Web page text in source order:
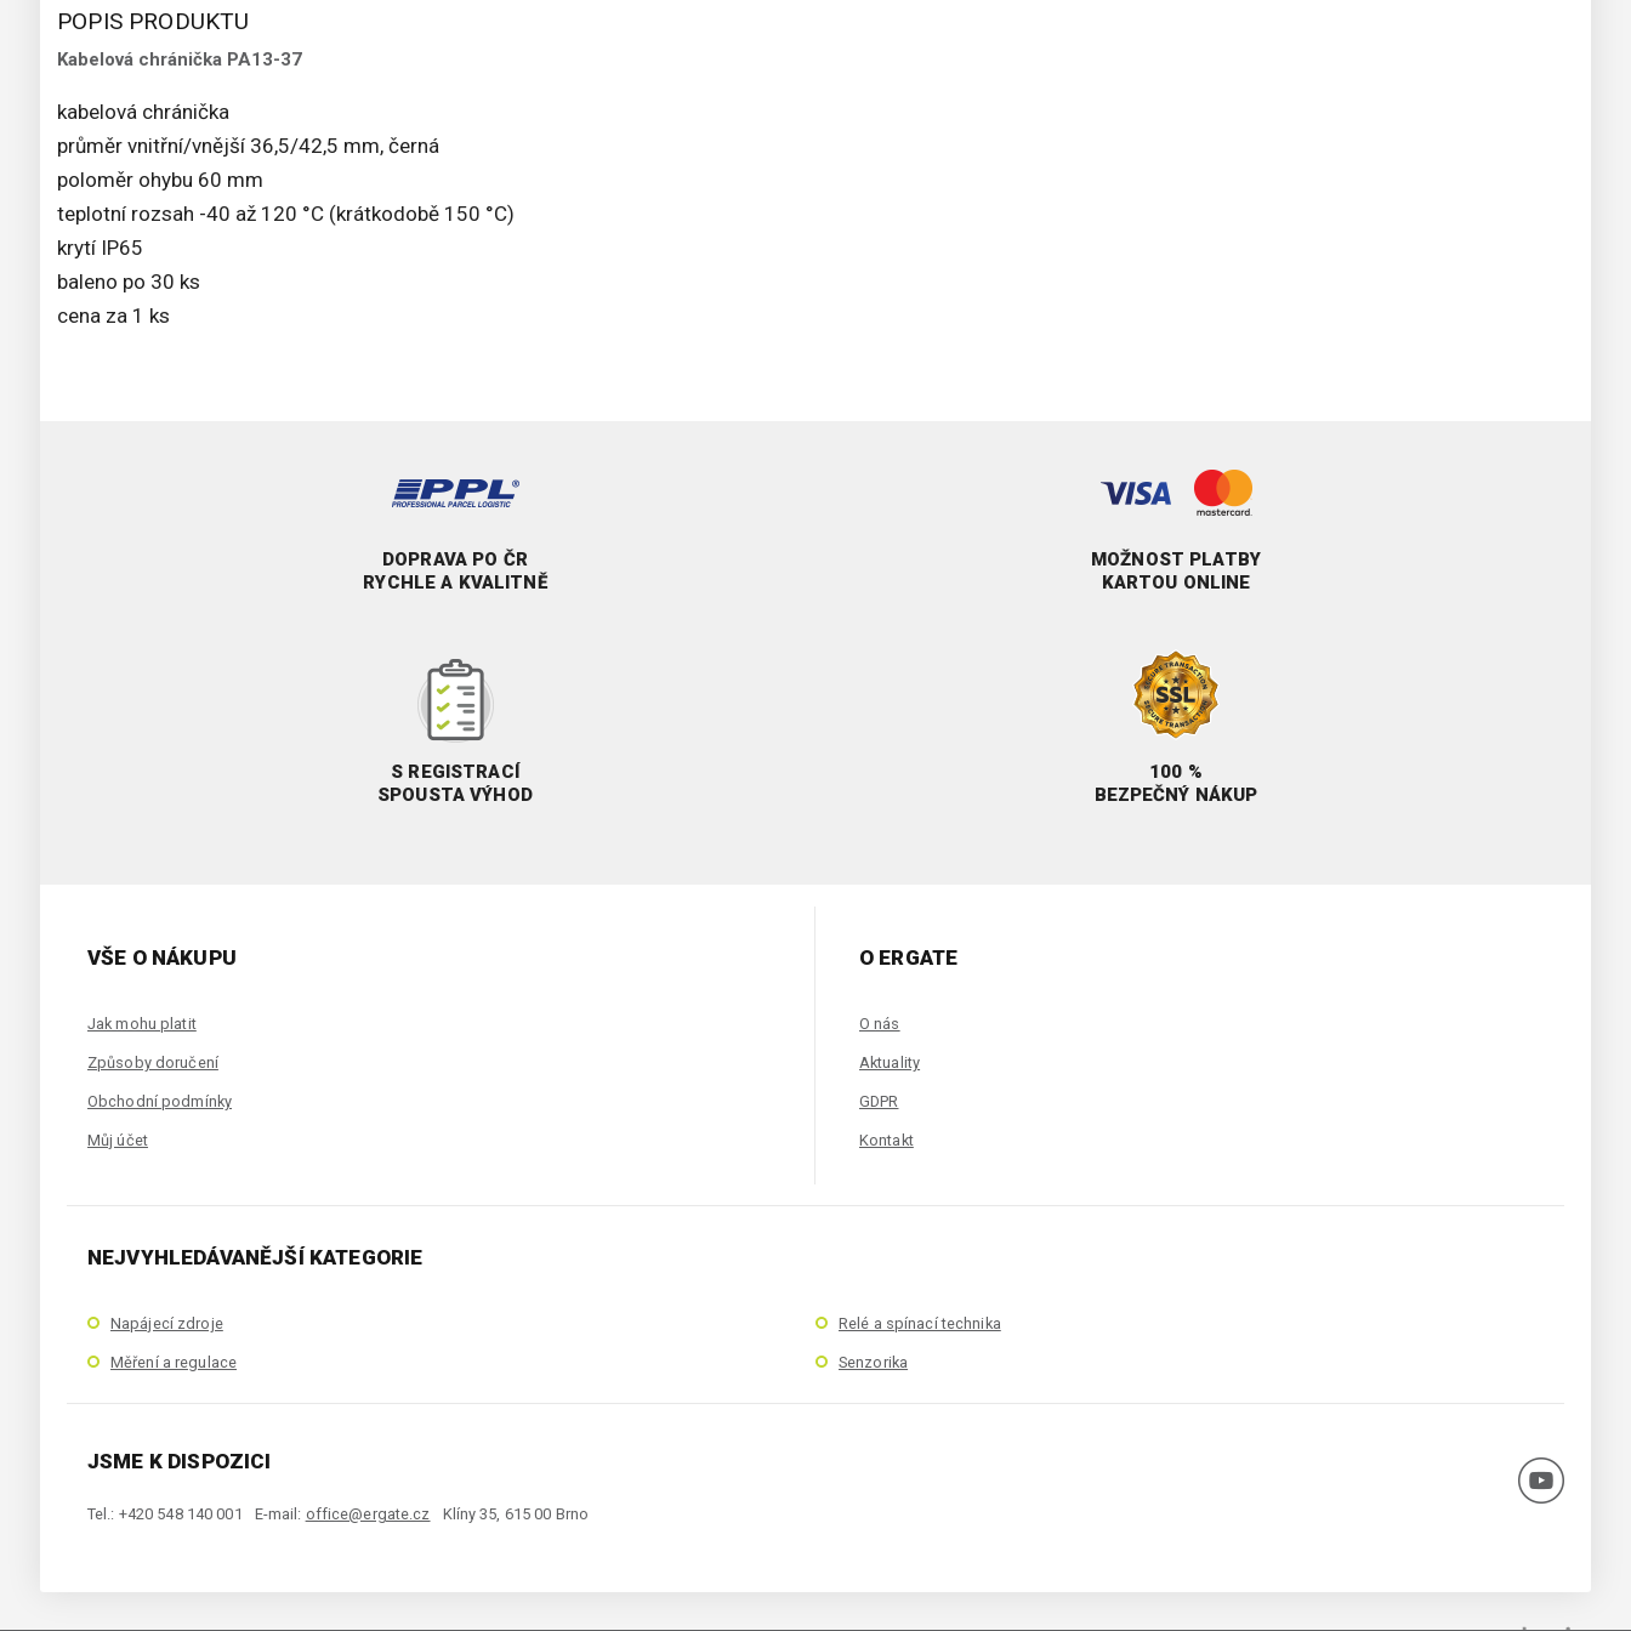
POPIS PRODUKTU
Kabelová chránička PA13-37
kabelová chránička
průměr vnitřní/vnější 36,5/42,5 mm, černá
poloměr ohybu 60 mm
teplotní rozsah -40 až 120 °C (krátkodobě 150 °C)
krytí IP65
baleno po 30 ks
cena za 1 ks
DOPRAVA PO ČR
RYCHLE A KVALITNĚ
MOŽNOST PLATBY
KARTOU ONLINE
S REGISTRACÍ
SPOUSTA VÝHOD
100 %
BEZPEČNÝ NÁKUP
VŠE O NÁKUPU
Jak mohu platit
Způsoby doručení
Obchodní podmínky
Můj účet
O ERGATE
O nás
Aktuality
GDPR
Kontakt
NEJVYHLEDÁVANĚJŠÍ KATEGORIE
Napájecí zdroje Relé a spínací technika
Měření a regulace Senzorika
JSME K DISPOZICI
Tel.: +420 548 140 001 E-mail: office@ergate.cz Klíny 35, 615 00 Brno